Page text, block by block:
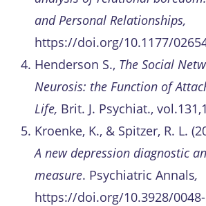
and Personal Relationships,
https://doi.org/10.1177/
Henderson S., The Social
Neurosis: the Function of
Life, Brit. J. Psychiat.,
Kroenke, K., & Spitzer, R. L.
A new depression diagnostic
measure. Psychiatric Annals,
https://doi.org/10.3928/0048-